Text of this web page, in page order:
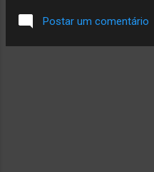
Postar um comentário